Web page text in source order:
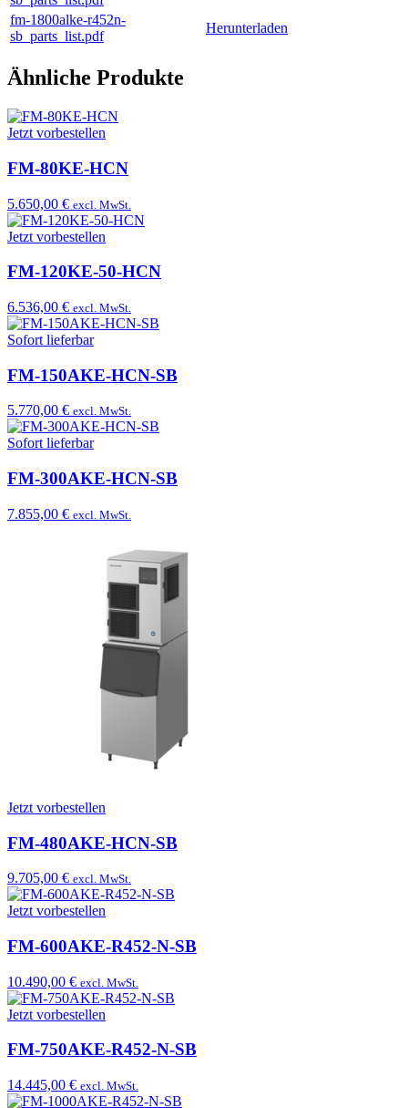
fm-1800alke-r452n-
sb_parts_list.pdf
Herunterladen
Ähnliche Produkte
Jetzt vorbestellen
FM-80KE-HCN
5.650,00 € excl. MwSt.
Jetzt vorbestellen
FM-120KE-50-HCN
6.536,00 € excl. MwSt.
Sofort lieferbar
FM-150AKE-HCN-SB
5.770,00 € excl. MwSt.
Sofort lieferbar
FM-300AKE-HCN-SB
7.855,00 € excl. MwSt.
Jetzt vorbestellen
FM-480AKE-HCN-SB
9.705,00 € excl. MwSt.
Jetzt vorbestellen
FM-600AKE-R452-N-SB
10.490,00 € excl. MwSt.
Jetzt vorbestellen
FM-750AKE-R452-N-SB
14.445,00 € excl. MwSt.